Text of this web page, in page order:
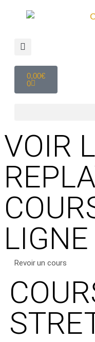
0,00€
0
VOIR
LIGNE
Revoir un cours